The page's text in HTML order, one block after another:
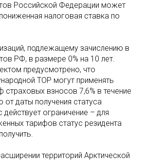
Российской Федерации может
налоговая ставка по
подлежащему зачислению в
РФ, в размере 0% на 10 лет.
предусмотрено, что
ТОР могут применять
страховых взносов 7,6% в течение
от даты получения статуса
действует ограничение – для
тарифов статус резидента
территорий Арктической